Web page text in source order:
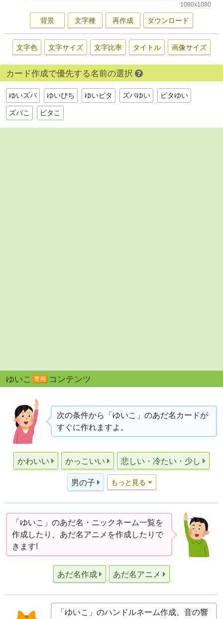
1080x1080
背景 文字種 再作成 ダウンロード
文字色 文字サイズ 文字比率 タイトル 画像サイズ
カード作成で優先する名前の選択
ゆいズバ ゆいぴち ゆいピタ ズバゆい ピタゆい
ズバこ ピタこ
ゆいこ 専用 コンテンツ
次の条件から「ゆいこ」のあだ名カードが
すぐに作れますよ。
かわいい かっこいい 悲しい・冷たい・少し
男の子 もっと見る
「ゆいこ」のあだ名・ニックネーム一覧を
作成したり、あだ名アニメを作成したりで
きます!
あだ名作成 あだ名アニメ
「ゆいこ」のハンドルネーム作成、音の響